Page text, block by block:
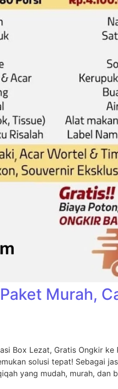
Murah,
Box Lezat, Gratis Ongkir ke
solusi tepat! Sebagai
yang mudah, murah, dan